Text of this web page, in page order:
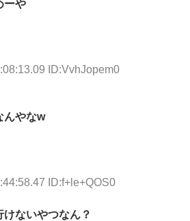
ーや
ID:VvhJopem0
んやなw
ID:f+le+QOS0
ないやつなん？